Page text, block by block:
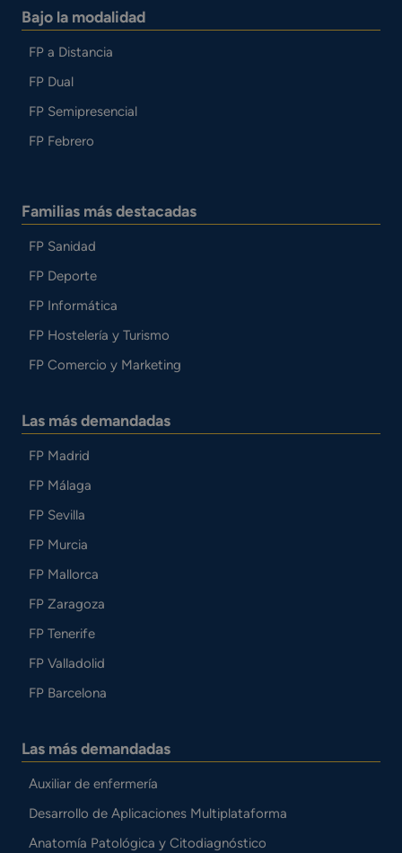
Bajo la modalidad
FP a Distancia
FP Dual
FP Semipresencial
FP Febrero
Familias más destacadas
FP Sanidad
FP Deporte
FP Informática
FP Hostelería y Turismo
FP Comercio y Marketing
Las más demandadas
FP Madrid
FP Málaga
FP Sevilla
FP Murcia
FP Mallorca
FP Zaragoza
FP Tenerife
FP Valladolid
FP Barcelona
Las más demandadas
Auxiliar de enfermería
Desarrollo de Aplicaciones Multiplataforma
Anatomía Patológica y Citodiagnóstico